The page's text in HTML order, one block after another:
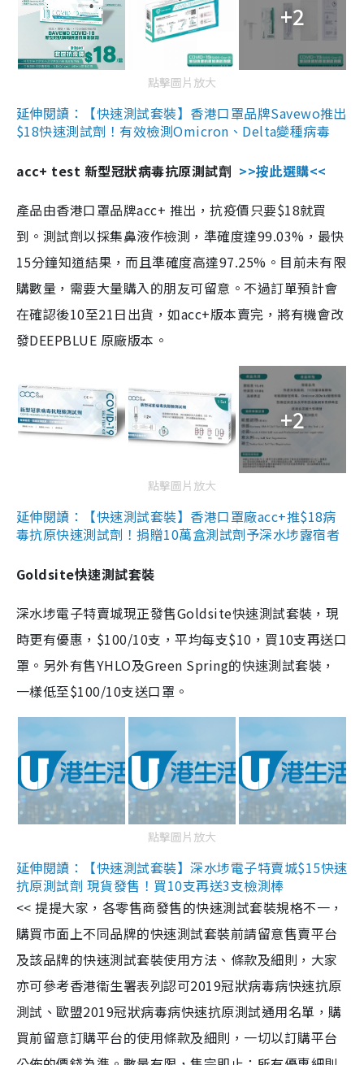
+2
點擊圖片放大
延伸閱讀：【快速測試套裝】香港口罩品牌Savewo推出
$18快速測試劑！有效檢測Omicron、Delta變種病毒
acc+ test 新型冠狀病毒抗原測試劑 >>按此選購<<
產品由香港口罩品牌acc+ 推出，抗疫價只要$18就買
到。測試劑以採集鼻液作檢測，準確度達99.03%，最快
15分鐘知道結果，而且準確度高達97.25%。目前未有限
購數量，需要大量購入的朋友可留意。不過訂單預計會
在確認後10至21日出貨，如acc+版本賣完，將有機會改
發DEEPBLUE 原廠版本。
+2
點擊圖片放大
延伸閱讀：【快速測試套裝】香港口罩廠acc+推$18病
毒抗原快速測試劑！捐贈10萬盒測試劑予深水埗露宿者
Goldsite快速測試套裝
深水埗電子特賣城現正發售Goldsite快速測試套裝，現
時更有優惠，$100/10支，平均每支$10，買10支再送口
罩。另外有售YHLO及Green Spring的快速測試套裝，
一樣低至$100/10支送口罩。
點擊圖片放大
延伸閱讀：【快速測試套裝】深水埗電子特賣城$15快速
抗原測試劑 現貨發售！買10支再送3支檢測棒
<< 提提大家，各零售商發售的快速測試套裝規格不一，
購買市面上不同品牌的快速測試套裝前請留意售賣平台
及該品牌的快速測試套裝使用方法、條款及細則，大家
亦可參考香港衞生署表列認可2019冠狀病毒病快速抗原
測試、歐盟2019冠狀病毒病快速抗原測試通用名單，購
買前留意訂購平台的使用條款及細則，一切以訂購平台